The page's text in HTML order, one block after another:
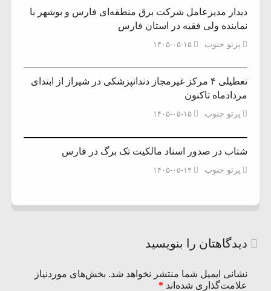
دیدار مدیرعامل شرکت برق منطقه‌ای فارس و بوشهر با
نماینده ولی فقیه در استان فارس
پرتو جنوب ۱۴۰۵-۰۵-۱۵
تعطیلی ۴ مرکز غیرمجاز دندانپزشکی در شیراز از ابتدای
مردادماه تاکنون
پرتو جنوب ۱۴۰۵-۰۵-۱۵
شتاب در صدور اسناد مالکیت تک برگ در فارس
پرتو جنوب ۱۴۰۵-۰۵-۱۴
دیدگاهتان را بنویسید
نشانی ایمیل شما منتشر نخواهد شد. بخش‌های موردنیاز
علامت‌گذاری شده‌اند *